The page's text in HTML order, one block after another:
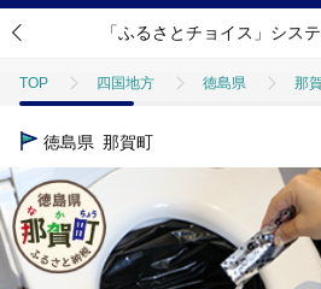
「ふるさとチョイス」シス
TOP 四国地方 徳島県 那
TOP
日用品・雑貨 ほかの雑貨・
徳島県 那賀町